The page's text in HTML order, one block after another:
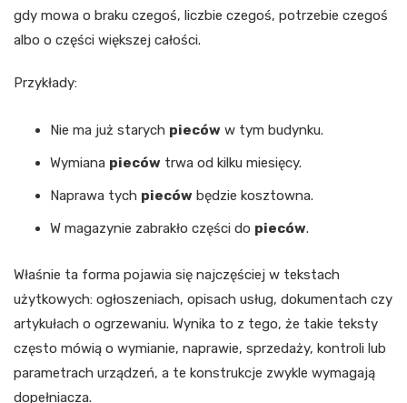
gdy mowa o braku czegoś, liczbie czegoś, potrzebie czegoś
albo o części większej całości.
Przykłady:
Nie ma już starych pieców w tym budynku.
Wymiana pieców trwa od kilku miesięcy.
Naprawa tych pieców będzie kosztowna.
W magazynie zabrakło części do pieców.
Właśnie ta forma pojawia się najczęściej w tekstach
użytkowych: ogłoszeniach, opisach usług, dokumentach czy
artykułach o ogrzewaniu. Wynika to z tego, że takie teksty
często mówią o wymianie, naprawie, sprzedaży, kontroli lub
parametrach urządzeń, a te konstrukcje zwykle wymagają
dopełniacza.